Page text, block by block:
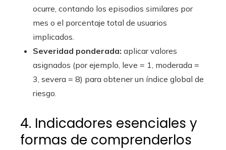
ocurre, contando los episodios similares por
mes o el porcentaje total de usuarios
implicados.
Severidad ponderada: aplicar valores
asignados (por ejemplo, leve = 1, moderada =
3, severa = 8) para obtener un índice global de
riesgo.
4. Indicadores esenciales y
formas de comprenderlos